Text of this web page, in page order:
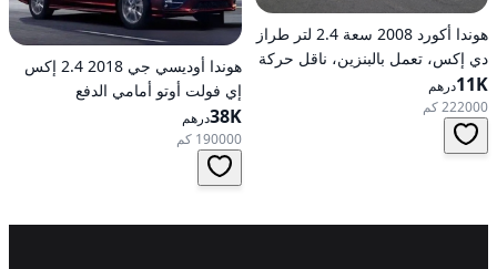
هوندا أكورد 2008 سعة 2.4 لتر طراز
دي إكس، تعمل بالبنزين، ناقل حركة
أوتوماتيكي، دفع أمامي
11Kدرهم
222000 كم
هوندا أوديسي جي 2018 2.4 إكس
إي فولت أوتو أمامي الدفع
38Kدرهم
190000 كم